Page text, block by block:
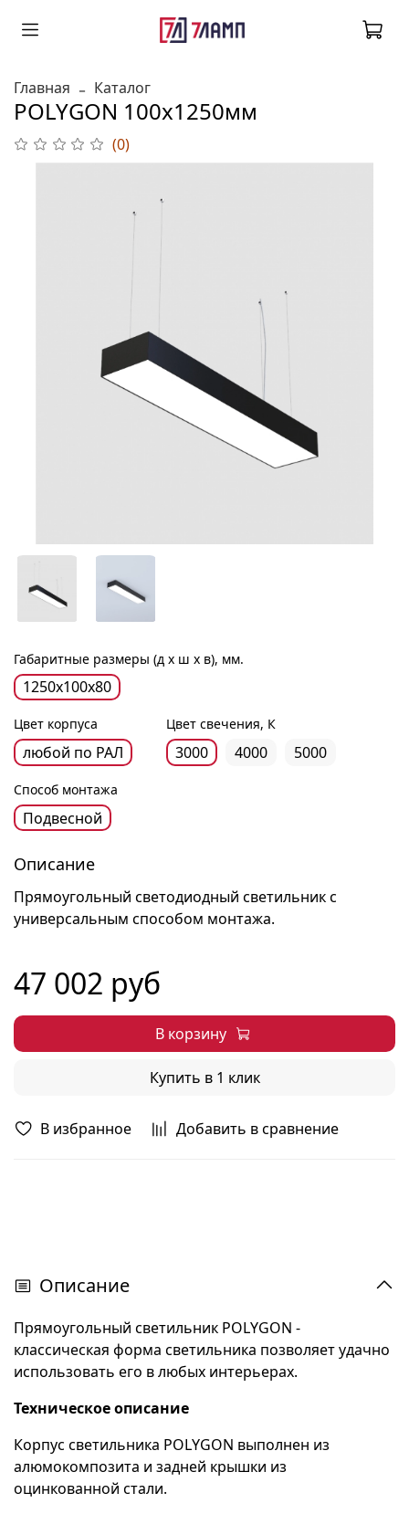
Главная Каталог
POLYGON 100х1250мм
(0)
В избранное Добавить в сравнение
Габаритные размеры (д х ш х в), мм.
1250х100х80
Цвет корпуса
любой по РАЛ
Цвет свечения, К
3000 4000 5000
Способ монтажа
Подвесной
Описание
Прямоугольный светодиодный светильник с
универсальным способом монтажа.
47 002 руб
В корзину
Купить в 1 клик
Описание
Прямоугольный светильник POLYGON -
классическая форма светильника позволяет удачно
использовать его в любых интерьерах.
Техническое описание
Корпус светильника POLYGON выполнен из
алюмокомпозита и задней крышки из
оцинкованной стали.